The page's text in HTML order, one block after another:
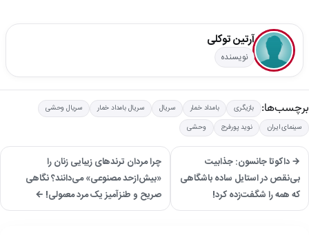
آرتین توکلی
نویسنده
برچسب‌ها: بازیگری بامداد خمار سریال سریال بامداد خمار
سریال وحشی
سینمای ایران
نوید پورفرج وحشی
→ داکوتا جانسون: جذابیت
بی‌نقص در استایل ساده باشگاهی
که همه را شگفت‌زده کرد!
چرا مردان ترندهای زیبایی زنان را
«بیش‌ازحد مصنوعی» می‌دانند؟ نگاهی
صریح و طنزآمیز یک مرد معمولی! ←